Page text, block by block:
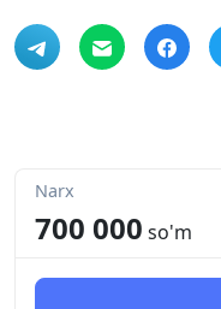
Narx
700 000 so'm